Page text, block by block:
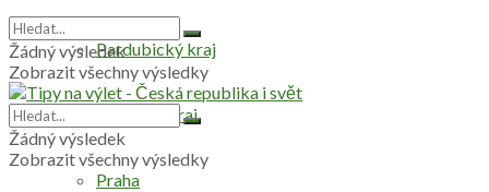
Pardubický kraj
Plzeňský kraj
Praha
Žádný výsledek
Zobrazit všechny výsledky
Žádný výsledek
Zobrazit všechny výsledky